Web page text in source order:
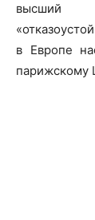
высший
в Европе
парижскому